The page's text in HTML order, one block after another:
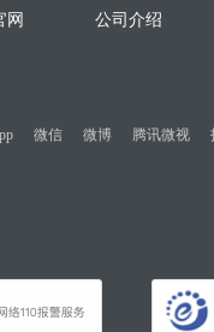
网 公司介绍
微信 微博 腾讯微视